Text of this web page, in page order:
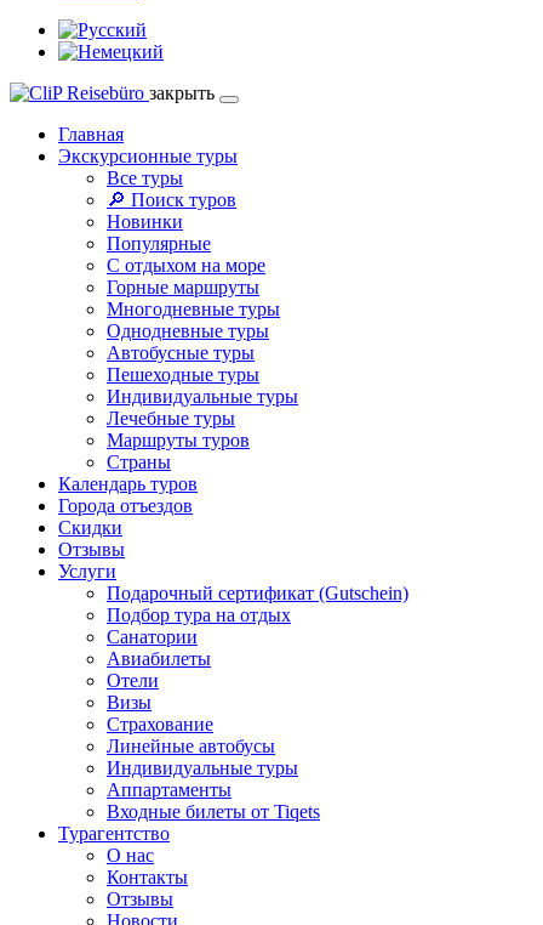
закрыть
Главная
Экскурсионные туры
Все туры
🔎 Поиск туров
Новинки
Популярные
С отдыхом на море
Горные маршруты
Многодневные туры
Однодневные туры
Автобусные туры
Пешеходные туры
Индивидуальные туры
Лечебные туры
Маршруты туров
Страны
Календарь туров
Города отъездов
Скидки
Отзывы
Услуги
Подарочный сертификат (Gutschein)
Подбор тура на отдых
Санатории
Авиабилеты
Отели
Визы
Страхование
Линейные автобусы
Индивидуальные туры
Аппартаменты
Входные билеты от Tiqets
Турагентство
О нас
Контакты
Отзывы
Новости